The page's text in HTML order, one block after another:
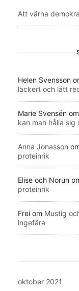
Att värna
Helen Svensson
läckert och lätt
Marie Svensén om
kan man hålla sig
Anna Jonasson
proteinrik
Elise och Norun
proteinrik
Frei om Mustig
ingefära
oktober 2021